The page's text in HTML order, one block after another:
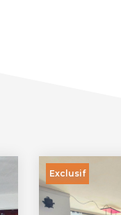
Exclusif